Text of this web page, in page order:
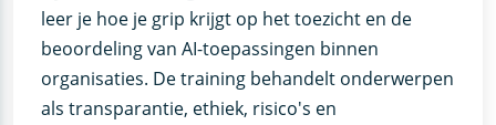
leer je hoe je grip krijgt op het toezicht en de
beoordeling van AI-toepassingen binnen
organisaties. De training behandelt onderwerpen
als transparantie, ethiek, risico's en